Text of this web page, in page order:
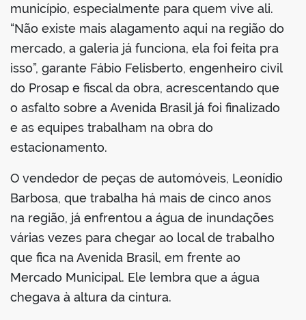
município, especialmente para quem vive ali.
“Não existe mais alagamento aqui na região do
mercado, a galeria já funciona, ela foi feita pra
isso”, garante Fábio Felisberto, engenheiro civil
do Prosap e fiscal da obra, acrescentando que
o asfalto sobre a Avenida Brasil já foi finalizado
e as equipes trabalham na obra do
estacionamento.
O vendedor de peças de automóveis, Leonídio
Barbosa, que trabalha há mais de cinco anos
na região, já enfrentou a água de inundações
várias vezes para chegar ao local de trabalho
que fica na Avenida Brasil, em frente ao
Mercado Municipal. Ele lembra que a água
chegava à altura da cintura.